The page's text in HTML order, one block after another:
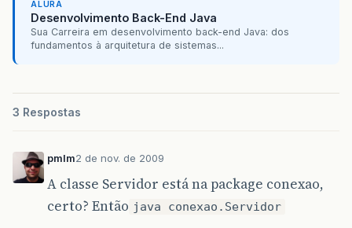
ALURA
Desenvolvimento Back-End Java
Sua Carreira em desenvolvimento back-end Java: dos
fundamentos à arquitetura de sistemas...
3 Respostas
pmlm2 de nov. de 2009
A classe Servidor está na package conexao,
certo? Então java conexao.Servidor